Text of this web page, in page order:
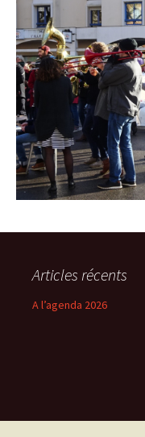
Articles récents
A l’agenda 2026